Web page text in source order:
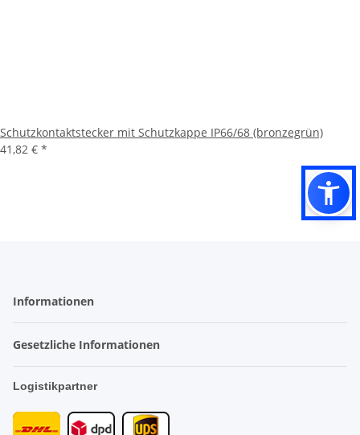
Schutzkontaktstecker mit Schutzkappe IP66/68 (bronzegrün)
41,82 € *
Informationen
Gesetzliche Informationen
Logistikpartner